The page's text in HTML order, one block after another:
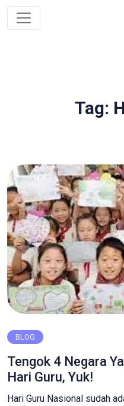
Tag:
BLOG
Tengok 4 Negara
Hari Guru, Yuk!
Hari Guru Nasional sudah